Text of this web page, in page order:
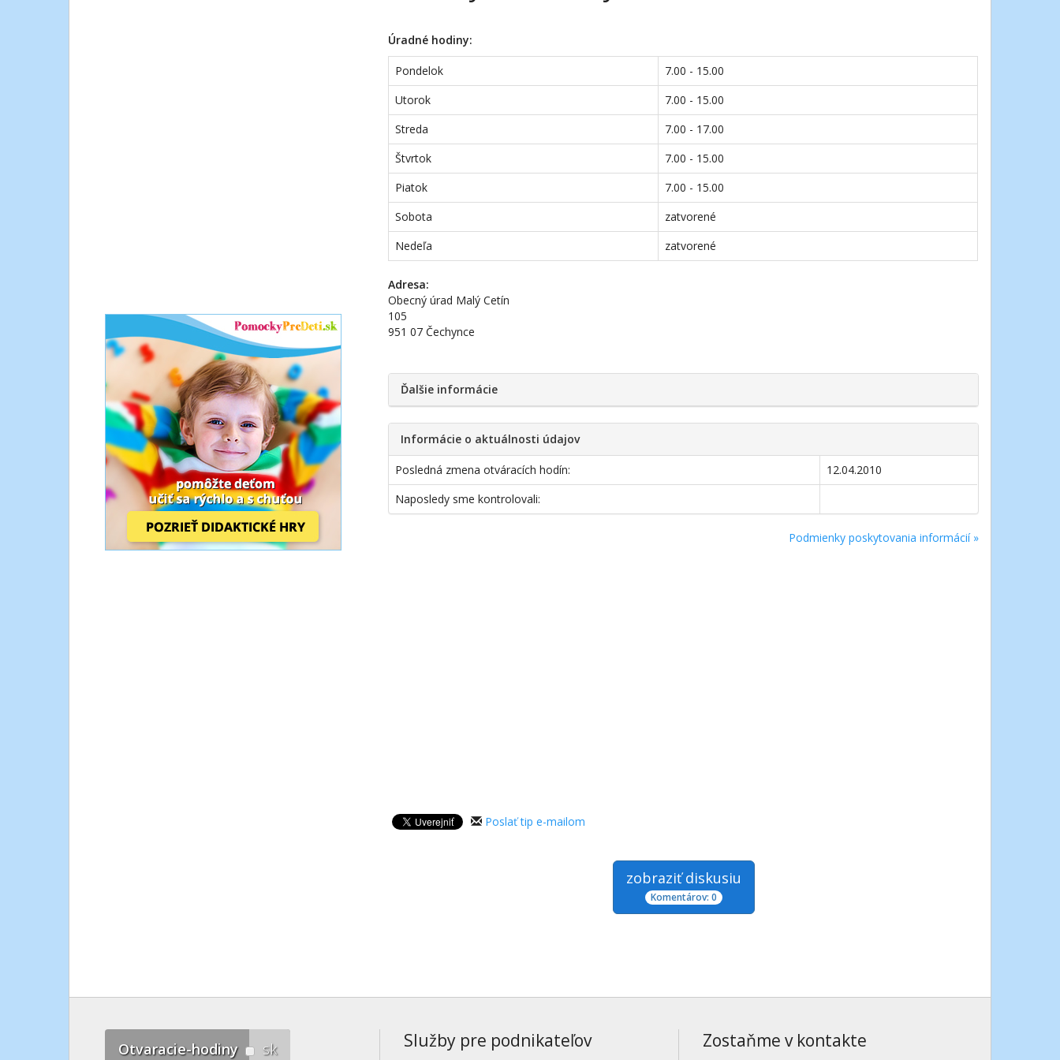
Úradné hodiny:
Pondelok
7.00 - 15.00
Utorok
7.00 - 15.00
Streda
7.00 - 17.00
Štvrtok
7.00 - 15.00
Piatok
7.00 - 15.00
Sobota
zatvorené
Nedeľa
zatvorené
Adresa:
Obecný úrad Malý Cetín
105
951 07 Čechynce
Ďalšie informácie
Informácie o aktuálnosti údajov
Posledná zmena otváracích hodín:
12.04.2010
Naposledy sme kontrolovali:
Podmienky poskytovania informácií »
Poslať tip e-mailom
zobraziť diskusiu
Komentárov: 0
Otvaracie-hodiny sk Služby pre podnikateľov Zostaňme v kontakte